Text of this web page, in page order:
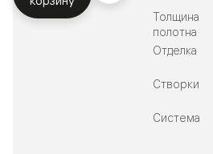
Толщина
полотна
Отделка
Створки
Система